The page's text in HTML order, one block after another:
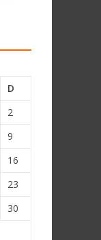
D
2
9
16
23
30